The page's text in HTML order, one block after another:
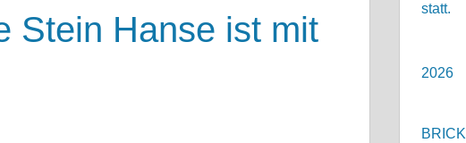
Stein Hanse ist mit
2026